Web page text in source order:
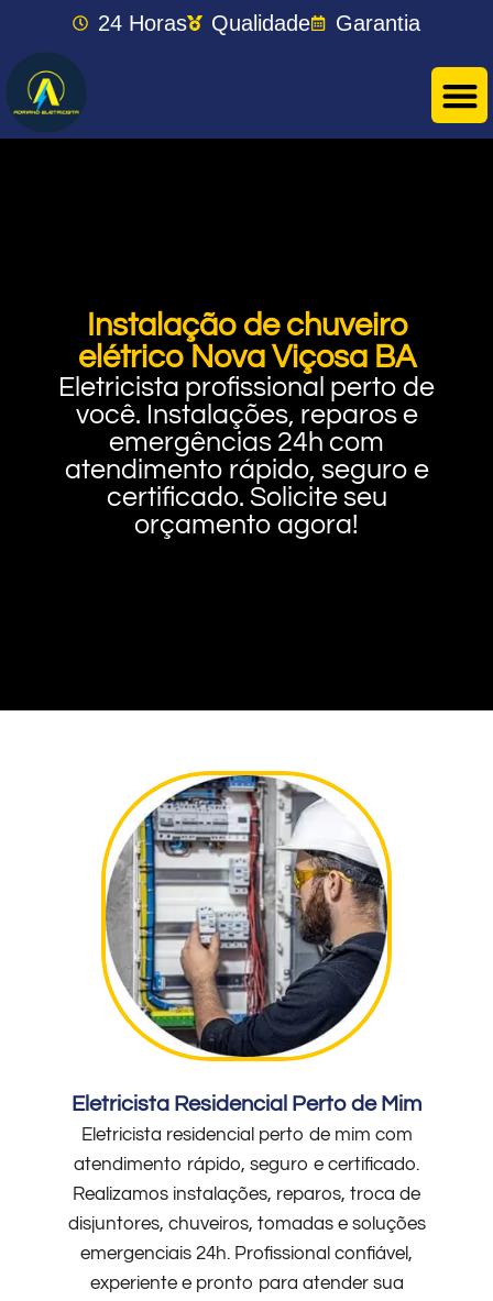
24 Horas Qualidade Garantia
Instalação de chuveiro
elétrico Nova Viçosa BA
Eletricista profissional perto de
você. Instalações, reparos e
emergências 24h com
atendimento rápido, seguro e
certificado. Solicite seu
orçamento agora!
Eletricista Residencial Perto de Mim
Eletricista residencial perto de mim com
atendimento rápido, seguro e certificado.
Realizamos instalações, reparos, troca de
disjuntores, chuveiros, tomadas e soluções
emergenciais 24h. Profissional confiável,
experiente e pronto para atender sua